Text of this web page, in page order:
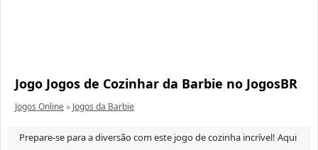
Jogo Jogos de Cozinhar da Barbie no JogosBR
Jogos Online» Jogos da Barbie
Prepare-se para a diversão com este jogo de cozinha incrível! Aqui